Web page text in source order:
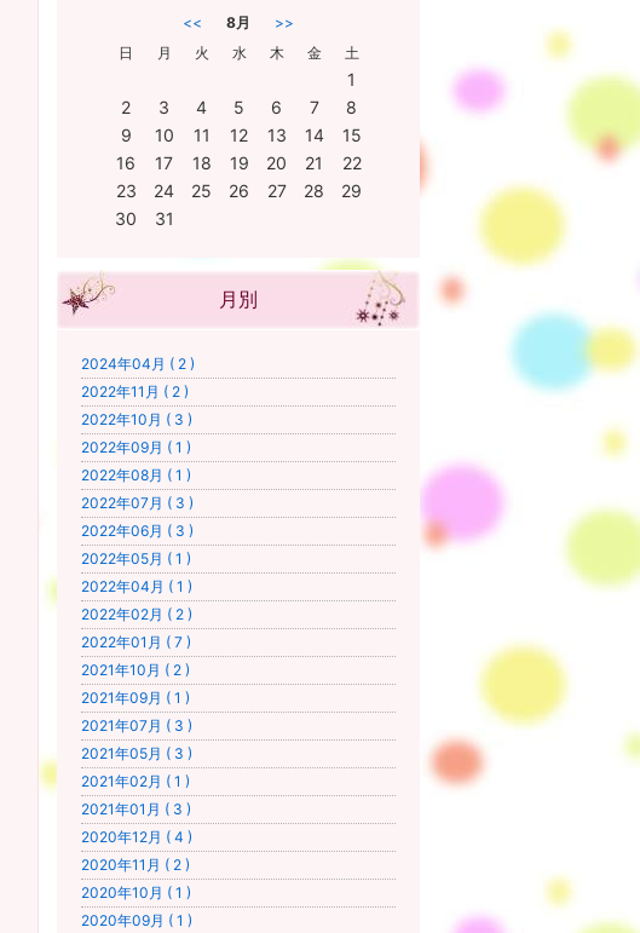
<< 8月
>>
日
月 火 水 木 金 土
1
2
3 4 5 6 7
8
9
10 11 12 13 14
15
16
17 18 19 20 21
22
23
24 25 26 27 28
29
30
31
月別
2024年04月 ( 2 )
2022年11月 ( 2 )
2022年10月 ( 3 )
2022年09月 ( 1 )
2022年08月 ( 1 )
2022年07月 ( 3 )
2022年06月 ( 3 )
2022年05月 ( 1 )
2022年04月 ( 1 )
2022年02月 ( 2 )
2022年01月 ( 7 )
2021年10月 ( 2 )
2021年09月 ( 1 )
2021年07月 ( 3 )
2021年05月 ( 3 )
2021年02月 ( 1 )
2021年01月 ( 3 )
2020年12月 ( 4 )
2020年11月 ( 2 )
2020年10月 ( 1 )
2020年09月 ( 1 )